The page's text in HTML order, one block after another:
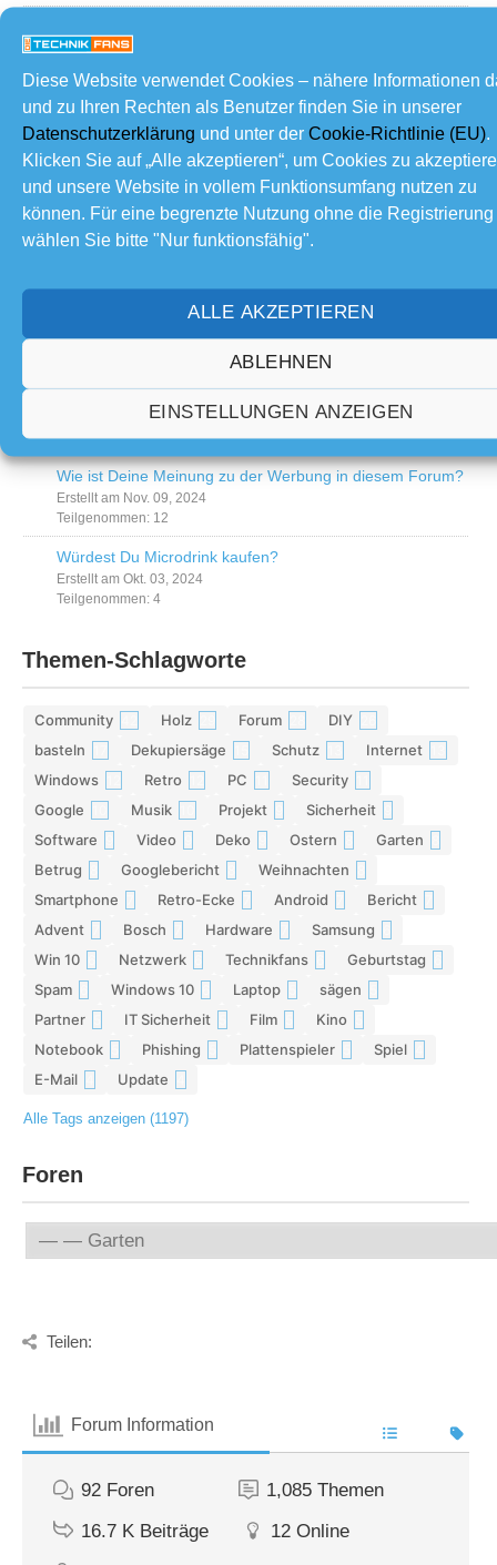
Diese Website verwendet Cookies – nähere Informationen
und zu Ihren Rechten als Benutzer finden Sie in unserer
Datenschutzerklärung und unter der Cookie-Richtlinie (EU).
Klicken Sie auf „Alle akzeptieren“, um Cookies zu
und unsere Website in vollem Funktionsumfang nutzen zu
können. Für eine begrenzte Nutzung ohne die Registrierung
wählen Sie bitte "Nur funktionsfähig".
ALLE AKZEPTIEREN
ABLEHNEN
EINSTELLUNGEN ANZEIGEN
Von
Umfragen
Soll die Abo-Option "Dieses Thema abonnieren"
standartmäßig aktiv bleiben?
Assistenzsysteme im Auto - JA oder NEIN?
Erstellt am Juni 22, 2025
Kommt für euch Starlink in Frage?
Erstellt am Apr. 11, 2025
Teilgenommen: 6
Wie ist Deine Meinung zu der Werbung in diesem Forum?
Erstellt am Nov. 09, 2024
Teilgenommen: 12
Würdest Du Microdrink kaufen?
Erstellt am Okt. 03, 2024
Teilgenommen: 4
Themen-Schlagworte
Community Holz Forum DIY
basteln Dekupiersäge Schutz Internet
Windows Retro PC Security
Google Musik Projekt Sicherheit
Software Video Deko Ostern Garten
Betrug Googlebericht Weihnachten
Smartphone Retro-Ecke Android Bericht
Advent Bosch Hardware Samsung
Win 10 Netzwerk Technikfans Geburtstag
Spam Windows 10 Laptop sägen
Partner IT Sicherheit Film Kino
Notebook Phishing Plattenspieler Spiel
E-Mail Update
Alle Tags anzeigen (1197)
Foren
Teilen:
Forum Information
92 Foren 1,085 Themen
16.7 K Beiträge 12 Online